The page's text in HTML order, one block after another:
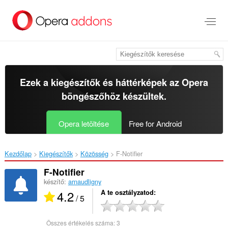
Ezek a kiegészítők és háttérképek azOpera
böngészőhözkészültek.
Opera letöltése Free for Android
Kezdőlap Kiegészítők Közösség F-Notifier‎
F-Notifier
készítő: arnaudligny
4.2/ 5 A te osztályzatod
Összes értékelés száma:3